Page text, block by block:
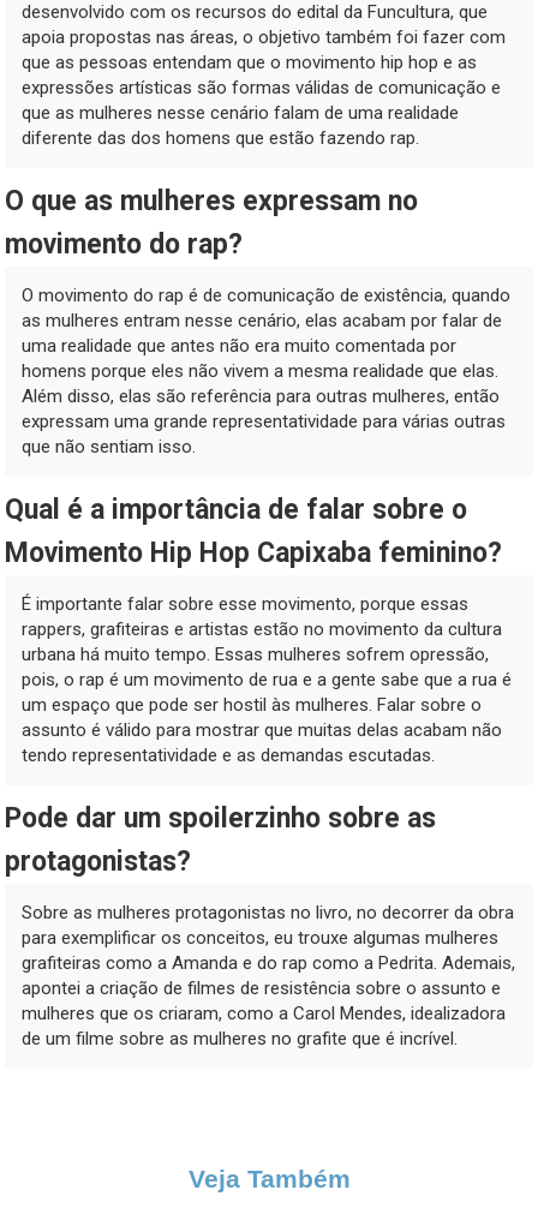
desenvolvido com os recursos do edital da Funcultura, que
apoia propostas nas áreas, o objetivo também foi fazer com
que as pessoas entendam que o movimento hip hop e as
expressões artísticas são formas válidas de comunicação e
que as mulheres nesse cenário falam de uma realidade
diferente das dos homens que estão fazendo rap.
O que as mulheres expressam no
movimento do rap?
O movimento do rap é de comunicação de existência, quando
as mulheres entram nesse cenário, elas acabam por falar de
uma realidade que antes não era muito comentada por
homens porque eles não vivem a mesma realidade que elas.
Além disso, elas são referência para outras mulheres, então
expressam uma grande representatividade para várias outras
que não sentiam isso.
Qual é a importância de falar sobre o
Movimento Hip Hop Capixaba feminino?
É importante falar sobre esse movimento, porque essas
rappers, grafiteiras e artistas estão no movimento da cultura
urbana há muito tempo. Essas mulheres sofrem opressão,
pois, o rap é um movimento de rua e a gente sabe que a rua é
um espaço que pode ser hostil às mulheres. Falar sobre o
assunto é válido para mostrar que muitas delas acabam não
tendo representatividade e as demandas escutadas.
Pode dar um spoilerzinho sobre as
protagonistas?
Sobre as mulheres protagonistas no livro, no decorrer da obra
para exemplificar os conceitos, eu trouxe algumas mulheres
grafiteiras como a Amanda e do rap como a Pedrita. Ademais,
apontei a criação de filmes de resistência sobre o assunto e
mulheres que os criaram, como a Carol Mendes, idealizadora
de um filme sobre as mulheres no grafite que é incrível.
Veja Também